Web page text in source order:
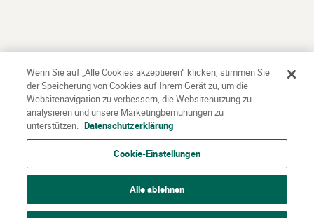
Wenn Sie auf „Alle Cookies akzeptieren“ klicken, stimmen Sie
der Speicherung von Cookies auf Ihrem Gerät zu, um die
Websitenavigation zu verbessern, die Websitenutzung zu
analysieren und unsere Marketingbemühungen zu
unterstützen. Datenschutzerklärung
Cookie-Einstellungen
Alle ablehnen